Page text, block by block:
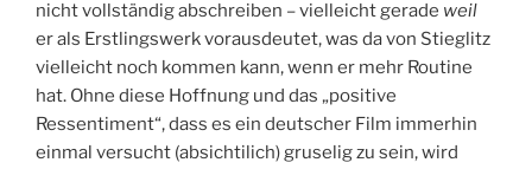
nicht vollständig abschreiben – vielleicht gerade weil
er als Erstlingswerk vorausdeutet, was da von Stieglitz
vielleicht noch kommen kann, wenn er mehr Routine
hat. Ohne diese Hoffnung und das „positive
Ressentiment“, dass es ein deutscher Film immerhin
einmal versucht (absichtilich) gruselig zu sein, wird